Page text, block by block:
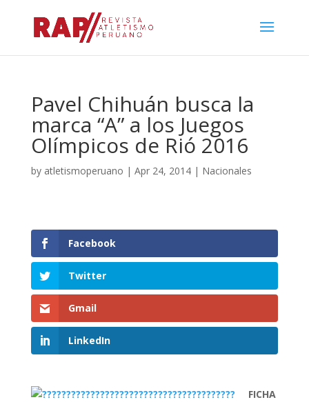
Pavel Chihuán busca la
marca “A” a los Juegos
Olímpicos de Rió 2016
by atletismoperuano | Apr 24, 2014| Nacionales
Facebook
Twitter
Gmail
LinkedIn
FICHA